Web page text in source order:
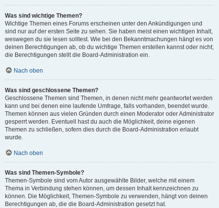
Was sind wichtige Themen?
Wichtige Themen eines Forums erscheinen unter den Ankündigungen und
sind nur auf der ersten Seite zu sehen. Sie haben meist einen wichtigen Inhalt,
weswegen du sie lesen solltest. Wie bei den Bekanntmachungen hängt es von
deinen Berechtigungen ab, ob du wichtige Themen erstellen kannst oder nicht;
die Berechtigungen stellt die Board-Administration ein.
Nach oben
Was sind geschlossene Themen?
Geschlossene Themen sind Themen, in denen nicht mehr geantwortet werden
kann und bei denen eine laufende Umfrage, falls vorhanden, beendet wurde.
Themen können aus vielen Gründen durch einen Moderator oder Administrator
gesperrt werden. Eventuell hast du auch die Möglichkeit, deine eigenen
Themen zu schließen, sofern dies durch die Board-Administration erlaubt
wurde.
Nach oben
Was sind Themen-Symbole?
Themen-Symbole sind vom Autor ausgewählte Bilder, welche mit einem
Thema in Verbindung stehen können, um dessen Inhalt kennzeichnen zu
können. Die Möglichkeit, Themen-Symbole zu verwenden, hängt von deinen
Berechtigungen ab, die die Board-Administration gesetzt hat.